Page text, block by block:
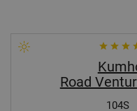
Road
104S